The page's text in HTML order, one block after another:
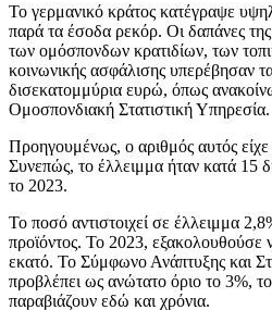
Το γερμανικό κράτος κατέγραψε
παρά τα έσοδα ρεκόρ. Οι δαπάνες
των ομόσπονδων κρατιδίων, των
κοινωνικής ασφάλισης υπερέβησαν
δισεκατομμύρια ευρώ, όπως
Ομοσπονδιακή Στατιστική Υπηρεσία.
Προηγουμένως, ο αριθμός αυτός
Συνεπώς, το έλλειμμα ήταν κατά 15
το 2023.
Το ποσό αντιστοιχεί σε έλλειμμα
προϊόντος. Το 2023, εξακολουθούσε
εκατό. Το Σύμφωνο Ανάπτυξης και
προβλέπει ως ανώτατο όριο το 3%,
παραβιάζουν εδώ και χρόνια.